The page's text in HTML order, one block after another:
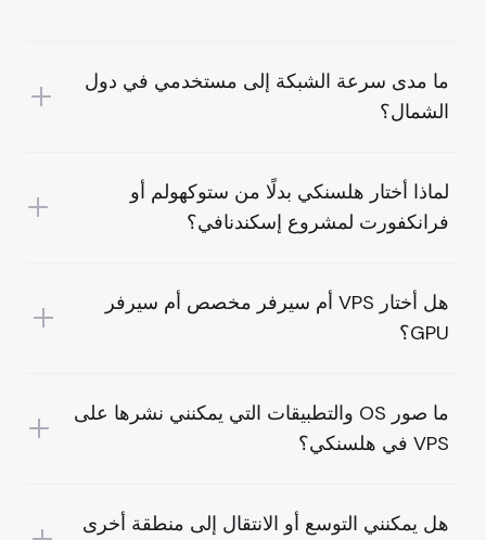
ما مدى سرعة الشبكة إلى مستخدمي في دول
الشمال؟
لماذا أختار هلسنكي بدلًا من ستوكهولم أو
فرانكفورت لمشروع إسكندنافي؟
هل أختار VPS أم سيرفر مخصص أم سيرفر
GPU؟
ما صور OS والتطبيقات التي يمكنني نشرها على
VPS في هلسنكي؟
هل يمكنني التوسع أو الانتقال إلى منطقة أخرى